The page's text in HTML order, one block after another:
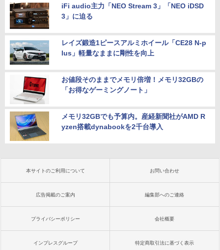
iFi audio主力「NEO Stream 3」「NEO iDSD
3」に迫る
レイズ鍛造1ピースアルミホイール「CE28 N-p
lus」軽量なままに剛性を向上
お値段そのままでメモリ倍増！メモリ32GBの
「お得なゲーミングノート」
メモリ32GBでも予算内。産経新聞社がAMD R
yzen搭載dynabookを2千台導入
本サイトのご利用について お問い合わせ
広告掲載のご案内 編集部へのご連絡
プライバシーポリシー 会社概要
インプレスグループ 特定商取引法に基づく表示